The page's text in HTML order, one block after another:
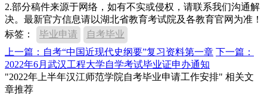
2.部分稿件来源于网络，如有不实或侵权，请联系我们沟通解
决。最新官方信息请以湖北省教育考试院及各教育官网为准！
标签：
毕业申请
自考毕业
上一篇：自考“中国近现代史纲要”复习资料第一章 下一篇：
2022年6月武汉工程大学自学考试毕业证申办通知
"2022年上半年汉江师范学院自考毕业申请工作安排" 相关文
章推荐